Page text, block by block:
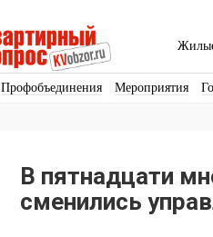
Профобъединения Мероприятия
В пятнадцати
сменились